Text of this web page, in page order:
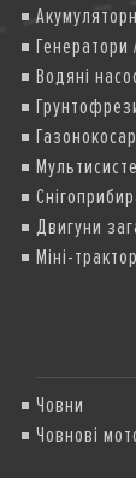
Генератори
Водяні
Двигуни
Міні-
Човни
Човнові